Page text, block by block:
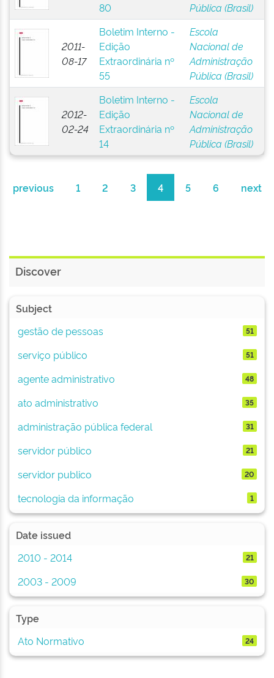
80
Pública (Brasil)
2011-
08-17
Boletim Interno -
Edição
Extraordinária nº
55
Escola
Nacional de
Administração
Pública (Brasil)
2012-
02-24
Boletim Interno -
Edição
Extraordinária nº
14
Escola
Nacional de
Administração
Pública (Brasil)
previous 1 2 3 4 5 6 next
Discover
Subject
gestão de pessoas
51
serviço público 51
agente administrativo 48
ato administrativo 35
administração pública federal 31
servidor público 21
servidor publico 20
tecnologia da informação 1
Date issued
2010 - 2014
21
2003 - 2009 30
Type
Ato Normativo
24